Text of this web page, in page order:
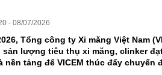
- 08/07/2026
Tổng công ty Xi măng Việt Nam
lượng tiêu thụ xi măng, clinker
nền tảng để VICEM thúc đẩy